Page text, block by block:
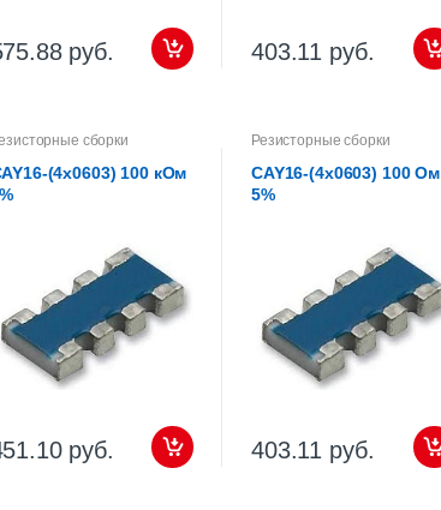
руб. 403.11 руб.
сборки
(4х0603) 100 кОм
руб.
Резисторные сборки
CAY16-(4х0603) 100 Ом
5%
403.11 руб.